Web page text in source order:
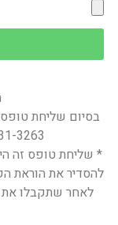
231-3263 כדי לוודא
* שליחת טופס זה
להסדיר את הוראת
לאחר שתקבלו